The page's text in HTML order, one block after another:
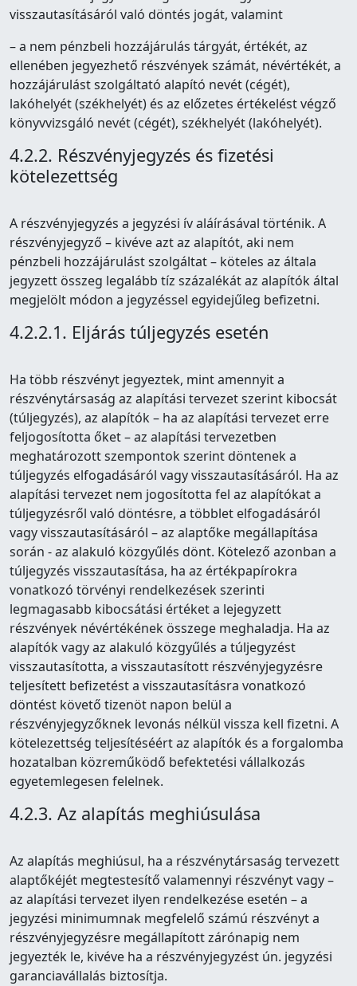
visszautasításáról való döntés jogát, valamint
– a nem pénzbeli hozzájárulás tárgyát, értékét, az
ellenében jegyezhető részvények számát, névértékét, a
hozzájárulást szolgáltató alapító nevét (cégét),
lakóhelyét (székhelyét) és az előzetes értékelést végző
könyvvizsgáló nevét (cégét), székhelyét (lakóhelyét).
4.2.2. Részvényjegyzés és fizetési
kötelezettség
A részvényjegyzés a jegyzési ív aláírásával történik. A
részvényjegyző – kivéve azt az alapítót, aki nem
pénzbeli hozzájárulást szolgáltat – köteles az általa
jegyzett összeg legalább tíz százalékát az alapítók által
megjelölt módon a jegyzéssel egyidejűleg befizetni.
4.2.2.1. Eljárás túljegyzés esetén
Ha több részvényt jegyeztek, mint amennyit a
részvénytársaság az alapítási tervezet szerint kibocsát
(túljegyzés), az alapítók – ha az alapítási tervezet erre
feljogosította őket – az alapítási tervezetben
meghatározott szempontok szerint döntenek a
túljegyzés elfogadásáról vagy visszautasításáról. Ha az
alapítási tervezet nem jogosította fel az alapítókat a
túljegyzésről való döntésre, a többlet elfogadásáról
vagy visszautasításáról – az alaptőke megállapítása
során - az alakuló közgyűlés dönt. Kötelező azonban a
túljegyzés visszautasítása, ha az értékpapírokra
vonatkozó törvényi rendelkezések szerinti
legmagasabb kibocsátási értéket a lejegyzett
részvények névértékének összege meghaladja. Ha az
alapítók vagy az alakuló közgyűlés a túljegyzést
visszautasította, a visszautasított részvényjegyzésre
teljesített befizetést a visszautasításra vonatkozó
döntést követő tizenöt napon belül a
részvényjegyzőknek levonás nélkül vissza kell fizetni. A
kötelezettség teljesítéséért az alapítók és a forgalomba
hozatalban közreműködő befektetési vállalkozás
egyetemlegesen felelnek.
4.2.3. Az alapítás meghiúsulása
Az alapítás meghiúsul, ha a részvénytársaság tervezett
alaptőkéjét megtestesítő valamennyi részvényt vagy –
az alapítási tervezet ilyen rendelkezése esetén – a
jegyzési minimumnak megfelelő számú részvényt a
részvényjegyzésre megállapított zárónapig nem
jegyezték le, kivéve ha a részvényjegyzést ún. jegyzési
garanciavállalás biztosítja.